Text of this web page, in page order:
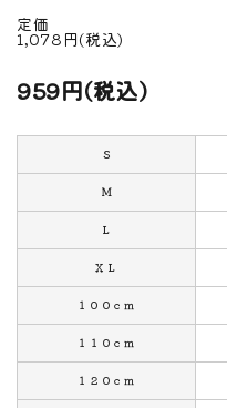
定価
1,078円(税込)
959円(税込)
Ｓ
Ｍ
Ｌ
ＸＬ
１００ｃｍ
１１０ｃｍ
１２０ｃｍ